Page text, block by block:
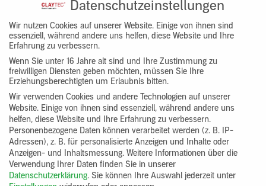
VK5
936,94 €
VK7
686,20 €
Gruppenprodukt
yosima_designputz_bigb
Datenschutzeinstellungen
Wir nutzen Cookies auf unserer Website. Einige von ihnen sind
essenziell, während andere uns helfen, diese Website und Ihre
Erfahrung zu verbessern.
Wenn Sie unter 16 Jahre alt sind und Ihre Zustimmung zu
freiwilligen Diensten geben möchten, müssen Sie Ihre
Erziehungsberechtigten um Erlaubnis bitten.
Wir verwenden Cookies und andere Technologien auf unserer
Website. Einige von ihnen sind essenziell, während andere uns
helfen, diese Website und Ihre Erfahrung zu verbessern.
Personenbezogene Daten können verarbeitet werden (z. B. IP-
Adressen), z. B. für personalisierte Anzeigen und Inhalte oder
Anzeigen- und Inhaltsmessung. Weitere Informationen über die
Verwendung Ihrer Daten finden Sie in unserer
Datenschutzerklärung. Sie können Ihre Auswahl jederzeit unter